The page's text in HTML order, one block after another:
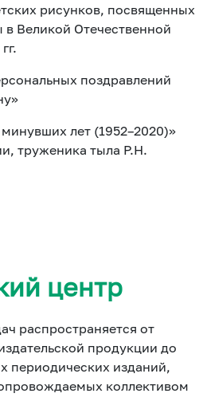
рисунков, посвященных
Великой Отечественной
поздравлений
лет (1952–2020)»
труженика тыла Р.Н.
центр
распространяется от
продукции до
периодических изданий,
коллективом